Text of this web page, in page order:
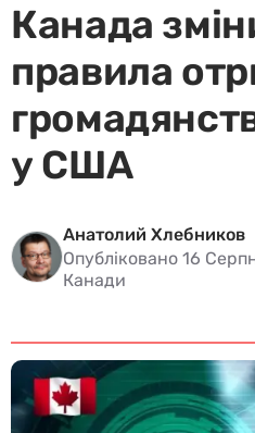
Канада
правила
у США
Анатолий Хлебников
Опубліковано 16
Канади